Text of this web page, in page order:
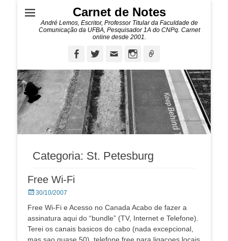
Carnet de Notes
André Lemos, Escritor, Professor Titular da Faculdade de
Comunicação da UFBA, Pesquisador 1A do CNPq. Carnet
online desde 2001.
FacebookTwitterEmail Instagram
Categoria: St. Petesburg
Free Wi-Fi
Posted
30/10/2007
Free Wi-Fi e Acesso no Canada Acabo de fazer a
assinatura aqui do “bundle” (TV, Internet e Telefone).
Terei os canais basicos do cabo (nada excepcional,
mas sao quase 50), telefone free para ligacoes locais